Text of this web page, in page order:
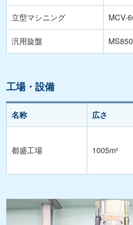
立型マシニング MCV-
汎用旋盤 MS850
工場・設備
名称 広さ
都盛工場 1005m²